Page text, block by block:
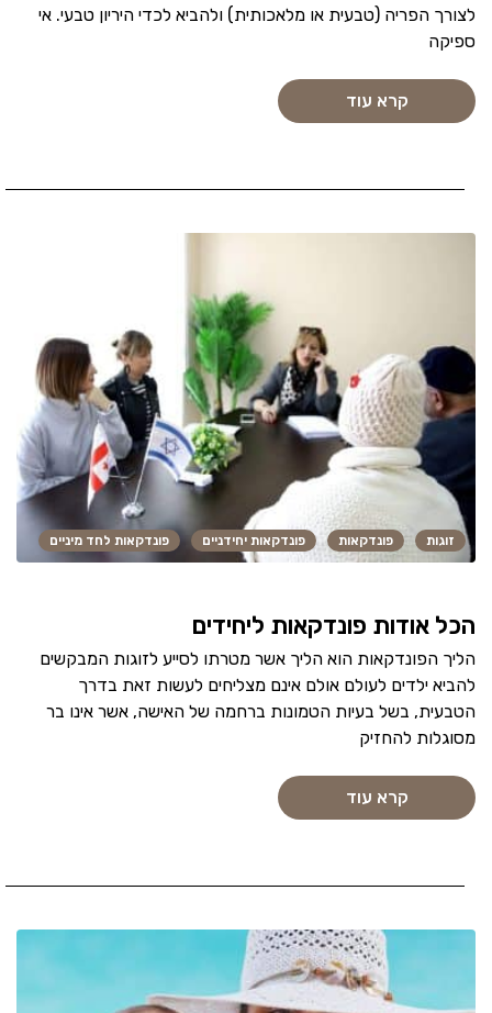
לצורך הפריה (טבעית או מלאכותית) ולהביא לכדי היריון טבעי. אי
ספיקה
קרא עוד
זוגות פונדקאות פונדקאות יחידניים פונדקאות לחד מיניים
הכל אודות פונדקאות ליחידים
הליך הפונדקאות הוא הליך אשר מטרתו לסייע לזוגות המבקשים
להביא ילדים לעולם אולם אינם מצליחים לעשות זאת בדרך
הטבעית, בשל בעיות הטמונות ברחמה של האישה, אשר אינו בר
מסוגלות להחזיק
קרא עוד